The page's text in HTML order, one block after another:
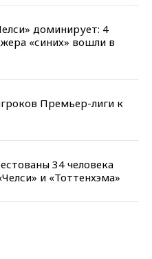
доминирует: 4
«синих» вошли в
Премьер-лиги к
34 человека
и «Тоттенхэма»